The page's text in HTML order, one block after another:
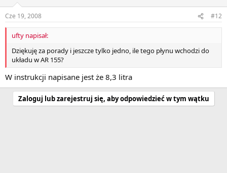
Cze 19, 2008 #12
ufty napisał:
Dziękuję za porady i jeszcze tylko jedno, ile tego płynu wchodzi do
układu w AR 155?
W instrukcji napisane jest że 8,3 litra
Zaloguj lub zarejestruj się, aby odpowiedzieć w tym wątku